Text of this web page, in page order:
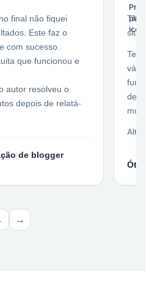
final não fiquei
Este faz o
com sucesso.
que funcionou e
autor resolveu o
depois de relatá-
de blogger
Tive
site
→